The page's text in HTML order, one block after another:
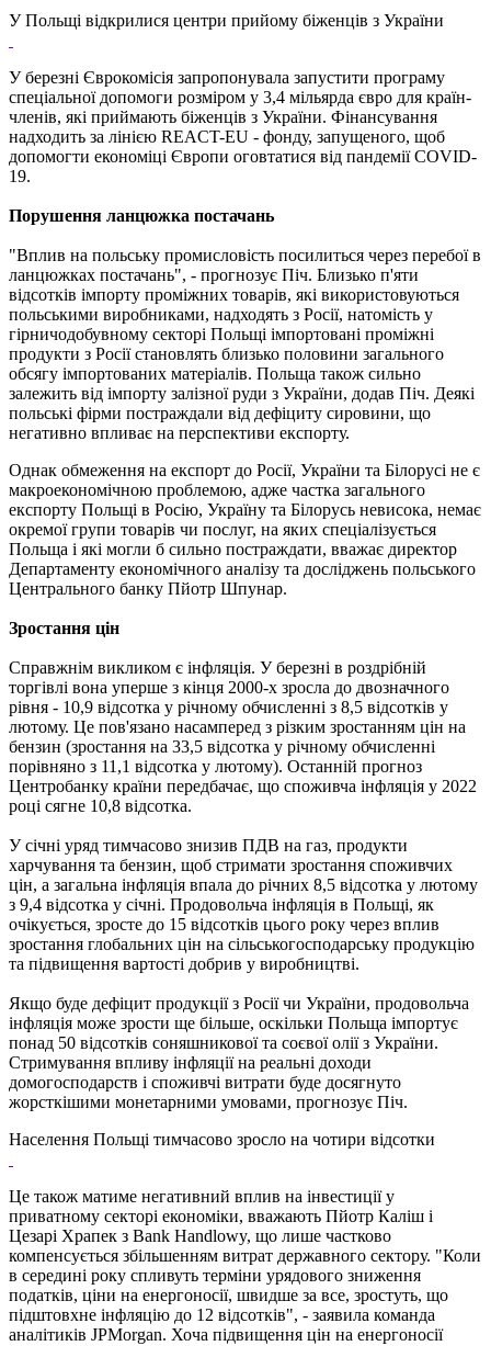
У Польщі відкрилися центри прийому біженців з України
У березні Єврокомісія запропонувала запустити програму
спеціальної допомоги розміром у 3,4 мільярда євро для країн-
членів, які приймають біженців з України. Фінансування
надходить за лінією REACT-EU - фонду, запущеного, щоб
допомогти економіці Європи оговтатися від пандемії COVID-
19.
Порушення ланцюжка постачань
"Вплив на польську промисловість посилиться через перебої в
ланцюжках постачань", - прогнозує Піч. Близько п'яти
відсотків імпорту проміжних товарів, які використовуються
польськими виробниками, надходять з Росії, натомість у
гірничодобувному секторі Польщі імпортовані проміжні
продукти з Росії становлять близько половини загального
обсягу імпортованих матеріалів. Польща також сильно
залежить від імпорту залізної руди з України, додав Піч. Деякі
польські фірми постраждали від дефіциту сировини, що
негативно впливає на перспективи експорту.
Однак обмеження на експорт до Росії, України та Білорусі не є
макроекономічною проблемою, адже частка загального
експорту Польщі в Росію, Україну та Білорусь невисока, немає
окремої групи товарів чи послуг, на яких спеціалізується
Польща і які могли б сильно постраждати, вважає директор
Департаменту економічного аналізу та досліджень польського
Центрального банку Пйотр Шпунар.
Зростання цін
Справжнім викликом є інфляція. У березні в роздрібній
торгівлі вона уперше з кінця 2000-х зросла до двозначного
рівня - 10,9 відсотка у річному обчисленні з 8,5 відсотків у
лютому. Це пов'язано насамперед з різким зростанням цін на
бензин (зростання на 33,5 відсотка у річному обчисленні
порівняно з 11,1 відсотка у лютому). Останній прогноз
Центробанку країни передбачає, що споживча інфляція у 2022
році сягне 10,8 відсотка.
У січні уряд тимчасово знизив ПДВ на газ, продукти
харчування та бензин, щоб стримати зростання споживчих
цін, а загальна інфляція впала до річних 8,5 відсотка у лютому
з 9,4 відсотка у січні. Продовольча інфляція в Польщі, як
очікується, зросте до 15 відсотків цього року через вплив
зростання глобальних цін на сільськогосподарську продукцію
та підвищення вартості добрив у виробництві.
Якщо буде дефіцит продукції з Росії чи України, продовольча
інфляція може зрости ще більше, оскільки Польща імпортує
понад 50 відсотків соняшникової та соєвої олії з України.
Стримування впливу інфляції на реальні доходи
домогосподарств і споживчі витрати буде досягнуто
жорсткішими монетарними умовами, прогнозує Піч.
Населення Польщі тимчасово зросло на чотири відсотки
Це також матиме негативний вплив на інвестиції у
приватному секторі економіки, вважають Пйотр Каліш і
Цезарі Храпек з Bank Handlowy, що лише частково
компенсується збільшенням витрат державного сектору. "Коли
в середині року спливуть терміни урядового зниження
податків, ціни на енергоносії, швидше за все, зростуть, що
підштовхне інфляцію до 12 відсотків", - заявила команда
аналітиків JPMorgan. Хоча підвищення цін на енергоносії